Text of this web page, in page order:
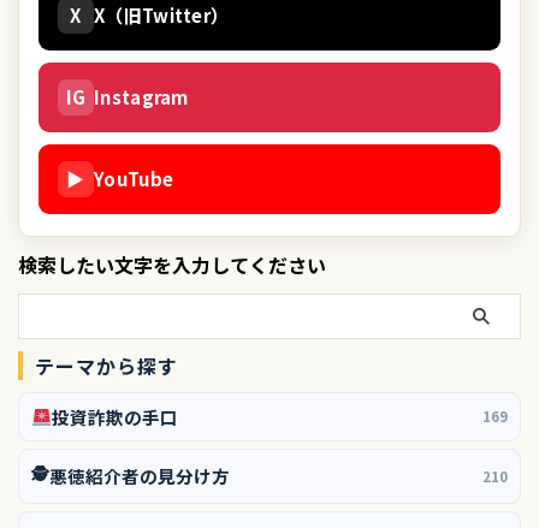
X X（旧Twitter）
IG Instagram
▶ YouTube
検索したい文字を入力してください
テーマから探す
投資詐欺の手口 169
🕵️悪徳紹介者の見分け方 210